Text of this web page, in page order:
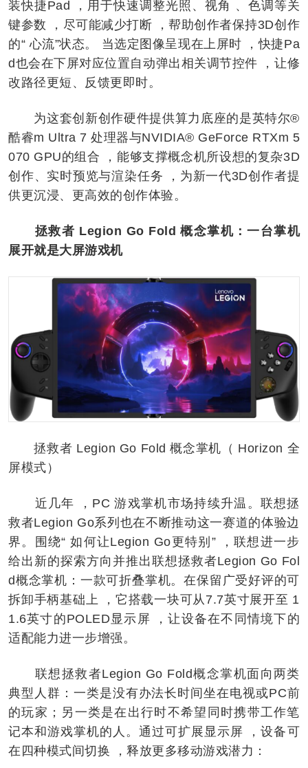
装快捷Pad ，用于快速调整光照、视角 、色调等关
键参数 ，尽可能减少打断 ，帮助创作者保持3D创作
的“ 心流”状态。 当选定图像呈现在上屏时 ，快捷Pa
d也会在下屏对应位置自动弹出相关调节控件 ，让修
改路径更短、反馈更即时。
为这套创新创作硬件提供算力底座的是英特尔®
酷睿m Ultra 7 处理器与NVIDIA® GeForce RTXm 5
070 GPU的组合 ，能够支撑概念机所设想的复杂3D
创作、实时预览与渲染任务 ，为新一代3D创作者提
供更沉浸、更高效的创作体验。
拯救者 Legion Go Fold 概念掌机：一台掌机
展开就是大屏游戏机
拯救者 Legion Go Fold 概念掌机（ Horizon 全
屏模式）
近几年 ，PC 游戏掌机市场持续升温。联想拯
救者Legion Go系列也在不断推动这一赛道的体验边
界。围绕“ 如何让Legion Go更特别” ，联想进一步
给出新的探索方向并推出联想拯救者Legion Go Fol
d概念掌机：一款可折叠掌机。在保留广受好评的可
拆卸手柄基础上 ，它搭载一块可从7.7英寸展开至 1
1.6英寸的POLED显示屏 ，让设备在不同情境下的
适配能力进一步增强。
联想拯救者Legion Go Fold概念掌机面向两类
典型人群：一类是没有办法长时间坐在电视或PC前
的玩家；另一类是在出行时不希望同时携带工作笔
记本和游戏掌机的人。通过可扩展显示屏 ，设备可
在四种模式间切换 ，释放更多移动游戏潜力：